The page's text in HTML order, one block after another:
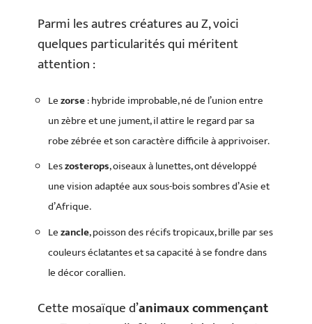
Parmi les autres créatures au Z, voici
quelques particularités qui méritent
attention :
Lezorse: hybride improbable, né de l’union entre
un zèbre et une jument, il attire le regard par sa
robe zébrée et son caractère difficile à apprivoiser.
Leszosterops, oiseaux à lunettes, ont développé
une vision adaptée aux sous-bois sombres d’Asie et
d’Afrique.
Lezancle, poisson des récifs tropicaux, brille par ses
couleurs éclatantes et sa capacité à se fondre dans
le décor corallien.
Cette mosaïque d’animaux commençant